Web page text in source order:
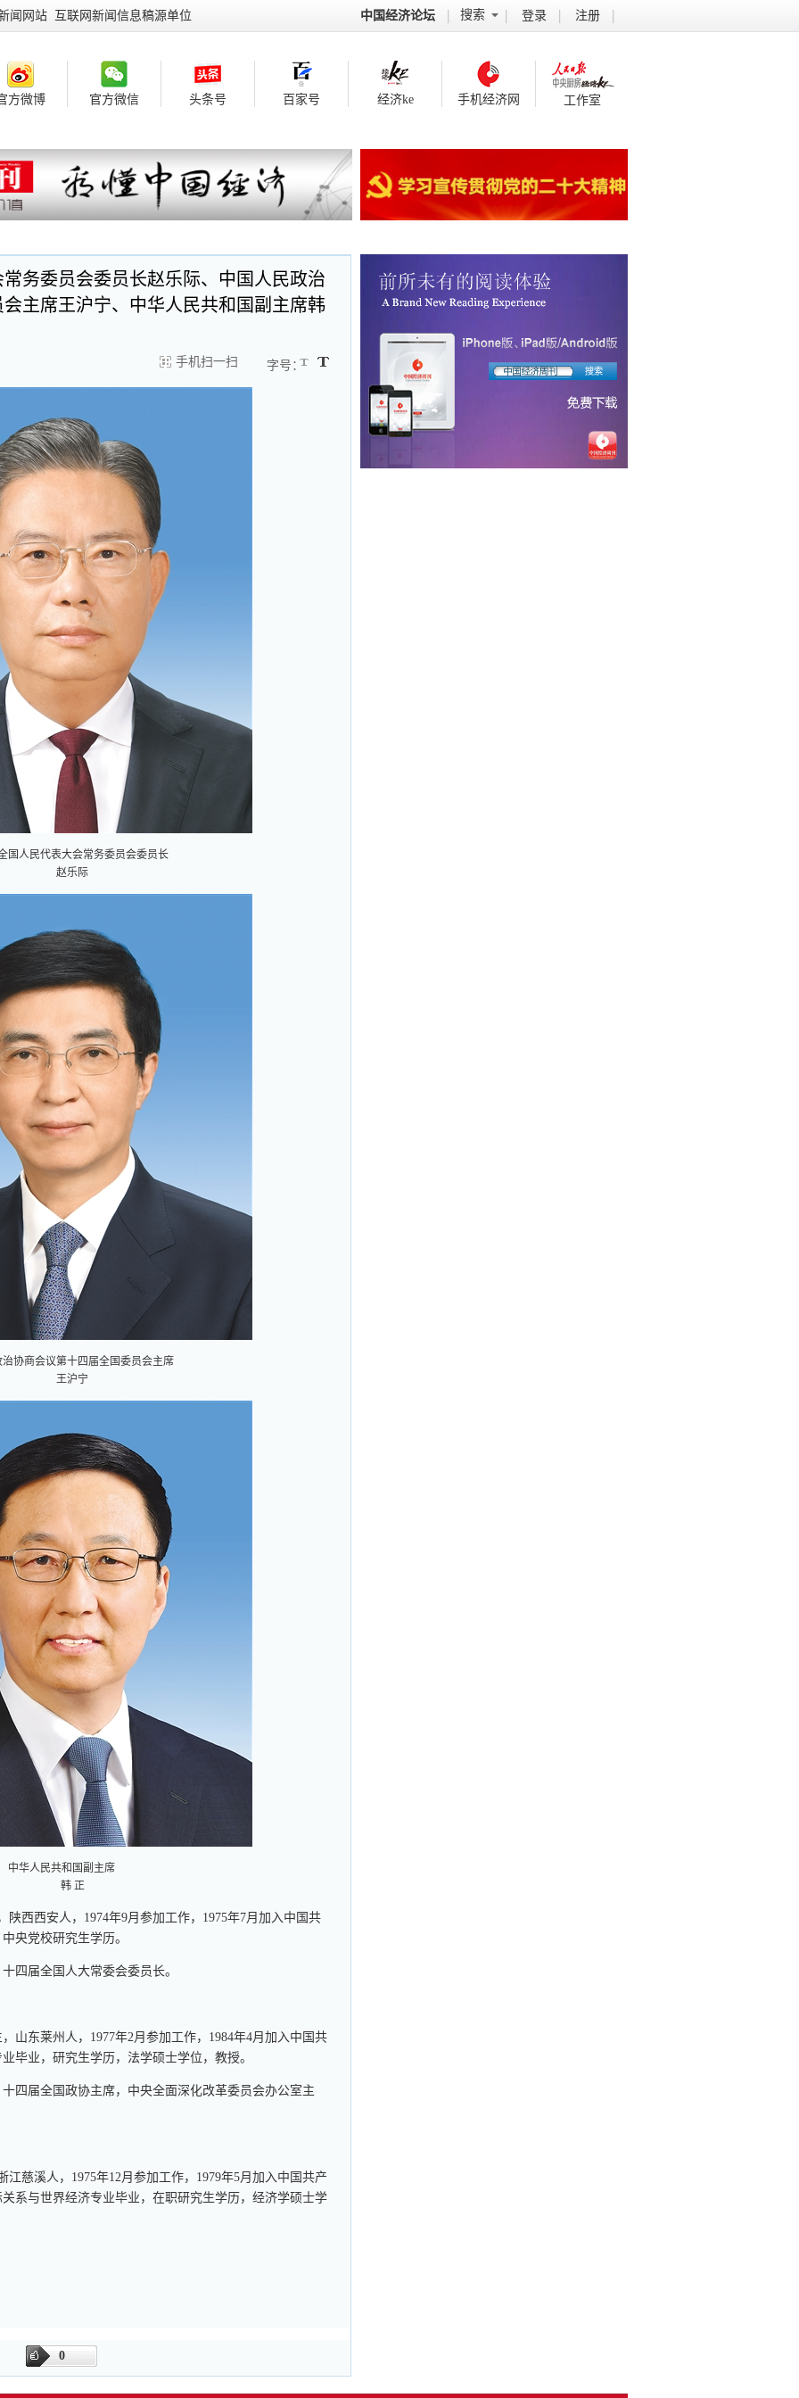
闻网站 互联网新闻信息稿源单位 中国经济论坛 搜索 登录 注册
方微博 官方微信 头条号 百家号 经济ke 手机经济网 工作室
务委员会委员长赵乐际、中国人民政治
主席王沪宁、中华人民共和国副主席韩
手机扫一扫 字号：
国人民代表大会常务委员会委员长
赵乐际
协商会议第十四届全国委员会主席
王沪宁
中华人民共和国副主席
韩 正
陕西西安人，1974年9月参加工作，1975年7月加入中国共
央党校研究生学历。
四届全国人大常委会委员长。
山东莱州人，1977年2月参加工作，1984年4月加入中国共
毕业，研究生学历，法学硕士学位，教授。
四届全国政协主席，中央全面深化改革委员会办公室主
江慈溪人，1975年12月参加工作，1979年5月加入中国共产
系与世界经济专业毕业，在职研究生学历，经济学硕士学
0